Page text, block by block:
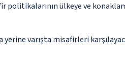
politikalarının ülkeye ve
yerine varışta misafirleri